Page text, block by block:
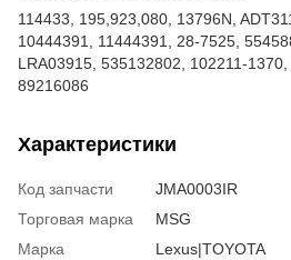
114433, 195,923,080, 13796N,
10444391, 11444391, 28-7525,
LRA03915, 535132802, 102211-
89216086
Характеристики
Код запчасти
JMA0003IR
Торговая марка
MSG
Марка
Lexus|TOYOTA